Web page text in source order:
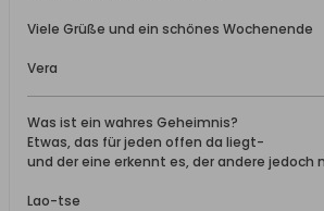
Viele Grüße und ein schönes Wochenende
Vera
Was ist ein wahres Geheimnis?
Etwas, das für jeden offen da liegt-
und der eine erkennt es, der andere jedoch
Lao-tse